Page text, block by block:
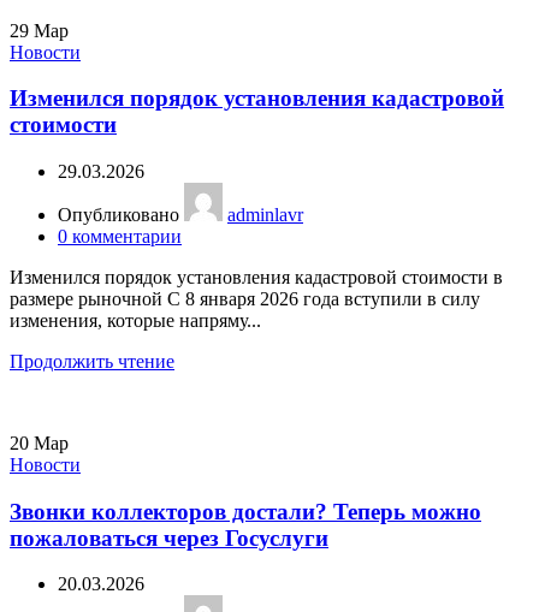
29 Мар
Новости
Изменился порядок установления кадастровой
стоимости
29.03.2026
Опубликовано
adminlavr
0 комментарии
Изменился порядок установления кадастровой стоимости в
размере рыночной С 8 января 2026 года вступили в силу
изменения, которые напряму...
Продолжить чтение
20 Мар
Новости
Звонки коллекторов достали? Теперь можно
пожаловаться через Госуслуги
20.03.2026